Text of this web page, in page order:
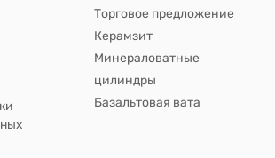
Торговое предложение
Керамзит
Минераловатные
цилиндры
Базальтовая вата